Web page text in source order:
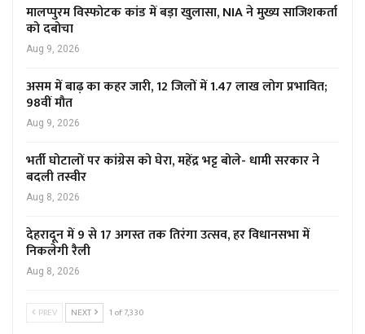
मालप्पुरम विस्फोटक कांड में बड़ा खुलासा, NIA ने मुख्य साजिशकर्ता
को दबोचा
Aug 9, 2026
असम में बाढ़ का कहर जारी, 12 जिलों में 1.47 लाख लोग प्रभावित;
98वीं मौत
Aug 9, 2026
भर्ती घोटालों पर कांग्रेस को घेरा, महेंद्र भट्ट बोले- धामी सरकार ने
बदली तस्वीर
Aug 8, 2026
देहरादून में 9 से 17 अगस्त तक तिरंगा उत्सव, हर विधानसभा में
निकलेगी रैली
Aug 8, 2026
PREV NEXT 1 of 7,330